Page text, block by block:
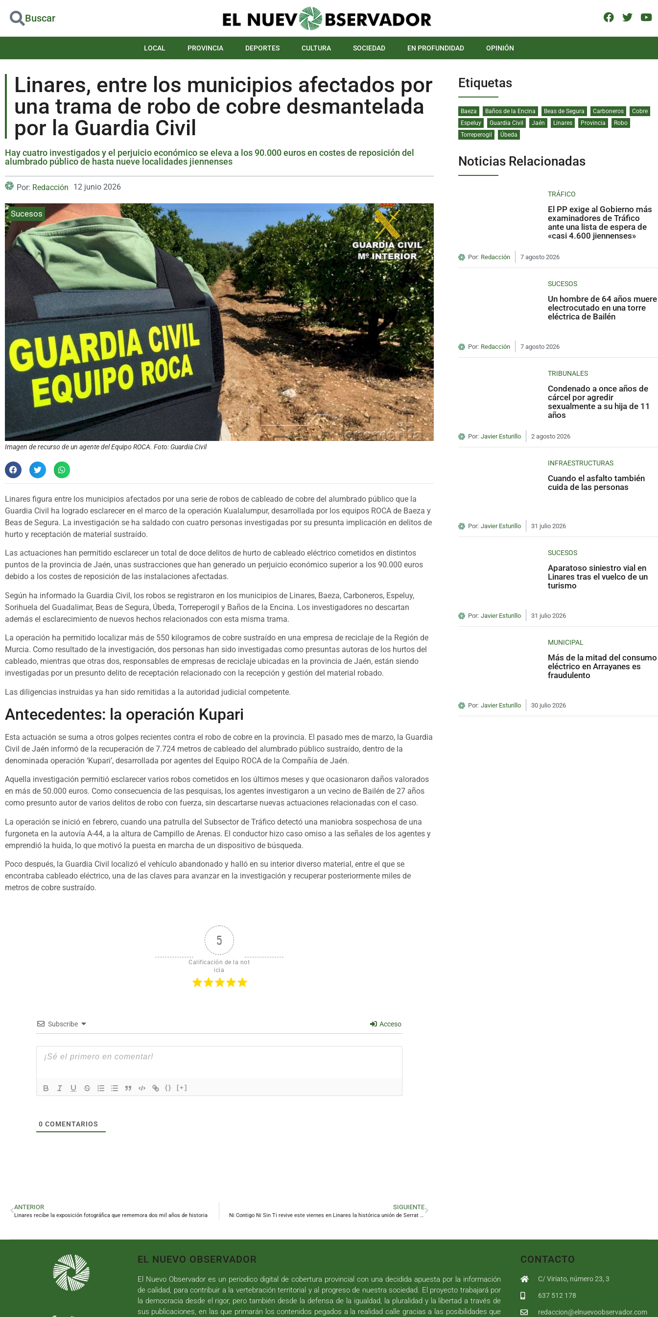
Buscar
LOCAL PROVINCIA DEPORTES CULTURA SOCIEDAD EN PROFUNDIDAD OPINIÓN
Linares, entre los municipios afectados por
una trama de robo de cobre desmantelada
por la Guardia Civil
Hay cuatro investigados y el perjuicio económico se eleva a los 90.000 euros en costes de reposición del
alumbrado público de hasta nueve localidades jiennenses
Por: Redacción 12 junio 2026
Sucesos
Imagen de recurso de un agente del Equipo ROCA. Foto: Guardia Civil
Linares figura entre los municipios afectados por una serie de robos de cableado de cobre del alumbrado público que la
Guardia Civil ha logrado esclarecer en el marco de la operación Kualalumpur, desarrollada por los equipos ROCA de Baeza y
Beas de Segura. La investigación se ha saldado con cuatro personas investigadas por su presunta implicación en delitos de
hurto y receptación de material sustraído.
Las actuaciones han permitido esclarecer un total de doce delitos de hurto de cableado eléctrico cometidos en distintos
puntos de la provincia de Jaén, unas sustracciones que han generado un perjuicio económico superior a los 90.000 euros
debido a los costes de reposición de las instalaciones afectadas.
Según ha informado la Guardia Civil, los robos se registraron en los municipios de Linares, Baeza, Carboneros, Espeluy,
Sorihuela del Guadalimar, Beas de Segura, Úbeda, Torreperogil y Baños de la Encina. Los investigadores no descartan
además el esclarecimiento de nuevos hechos relacionados con esta misma trama.
La operación ha permitido localizar más de 550 kilogramos de cobre sustraído en una empresa de reciclaje de la Región de
Murcia. Como resultado de la investigación, dos personas han sido investigadas como presuntas autoras de los hurtos del
cableado, mientras que otras dos, responsables de empresas de reciclaje ubicadas en la provincia de Jaén, están siendo
investigadas por un presunto delito de receptación relacionado con la recepción y gestión del material robado.
Las diligencias instruidas ya han sido remitidas a la autoridad judicial competente.
Antecedentes: la operación Kupari
Esta actuación se suma a otros golpes recientes contra el robo de cobre en la provincia. El pasado mes de marzo, la Guardia
Civil de Jaén informó de la recuperación de 7.724 metros de cableado del alumbrado público sustraído, dentro de la
denominada operación ‘Kupari’, desarrollada por agentes del Equipo ROCA de la Compañía de Jaén.
Aquella investigación permitió esclarecer varios robos cometidos en los últimos meses y que ocasionaron daños valorados
en más de 50.000 euros. Como consecuencia de las pesquisas, los agentes investigaron a un vecino de Bailén de 27 años
como presunto autor de varios delitos de robo con fuerza, sin descartarse nuevas actuaciones relacionadas con el caso.
La operación se inició en febrero, cuando una patrulla del Subsector de Tráfico detectó una maniobra sospechosa de una
furgoneta en la autovía A-44, a la altura de Campillo de Arenas. El conductor hizo caso omiso a las señales de los agentes y
emprendió la huida, lo que motivó la puesta en marcha de un dispositivo de búsqueda.
Poco después, la Guardia Civil localizó el vehículo abandonado y halló en su interior diverso material, entre el que se
encontraba cableado eléctrico, una de las claves para avanzar en la investigación y recuperar posteriormente miles de
metros de cobre sustraído.
5
Calificación de la not
icia
Subscribe Acceso
{} [+]
0 COMENTARIOS
ANTERIOR
Linares recibe la exposición fotográfica que rememora dos mil años de historia
SIGUIENTE
Ni Contigo Ni Sin Ti revive este viernes en Linares la histórica unión de Serrat y Sabina
Etiquetas
Baeza Baños de la Encina Beas de Segura Carboneros
Cobre
Espeluy
Guardia Civil Jaén Linares Provincia
Robo
Torreperogil
Úbeda
Noticias Relacionadas
TRÁFICO
El PP exige al Gobierno más
examinadores de Tráfico
ante una lista de espera de
«casi 4.600 jiennenses»
Por: Redacción 7 agosto 2026
SUCESOS
Un hombre de 64 años muere
electrocutado en una torre
eléctrica de Bailén
Por: Redacción 7 agosto 2026
TRIBUNALES
Condenado a once años de
cárcel por agredir
sexualmente a su hija de 11
años
Por: Javier Esturillo 2 agosto 2026
INFRAESTRUCTURAS
Cuando el asfalto también
cuida de las personas
Por: Javier Esturillo 31 julio 2026
SUCESOS
Aparatoso siniestro vial en
Linares tras el vuelco de un
turismo
Por: Javier Esturillo 31 julio 2026
MUNICIPAL
Más de la mitad del consumo
eléctrico en Arrayanes es
fraudulento
Por: Javier Esturillo 30 julio 2026
EL NUEVO OBSERVADOR
El Nuevo Observador es un periodico digital de cobertura provincial con una decidida apuesta por la información
de calidad, para contribuir a la vertebración territorial y al progreso de nuestra sociedad. El proyecto trabajará por
la democracia desde el rigor, pero también desde la defensa de la igualdad, la pluralidad y la libertad a través de
sus publicaciones, en las que primarán los contenidos pegados a la realidad calle gracias a las posibilidades que
CONTACTO
C/ Viriato, número 23, 3
637 512 178
redaccion@elnuevoobservador.com